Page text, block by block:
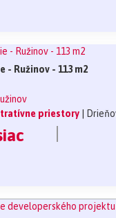
- Ružinov - 113 m2
priestory
|